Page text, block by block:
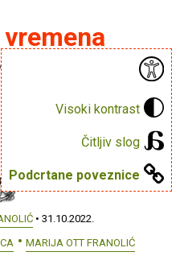
Visoki kontrast
Čitljiv slog
Podcrtane poveznice
puno knjiga.
• 31.10.2022.
MARIJA OTT FRANOLIĆ